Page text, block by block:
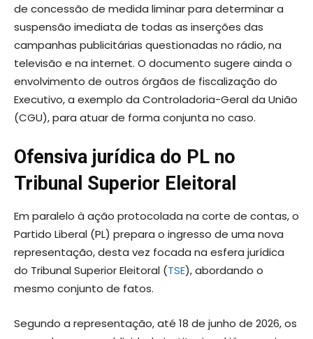
de concessão de medida liminar para determinar a
suspensão imediata de todas as inserções das
campanhas publicitárias questionadas no rádio, na
televisão e na internet. O documento sugere ainda o
envolvimento de outros órgãos de fiscalização do
Executivo, a exemplo da Controladoria-Geral da União
(CGU), para atuar de forma conjunta no caso.
Ofensiva jurídica do PL no
Tribunal Superior Eleitoral
Em paralelo à ação protocolada na corte de contas, o
Partido Liberal (PL) prepara o ingresso de uma nova
representação, desta vez focada na esfera jurídica
do Tribunal Superior Eleitoral (TSE), abordando o
mesmo conjunto de fatos.
Segundo a representação, até 18 de junho de 2026, os